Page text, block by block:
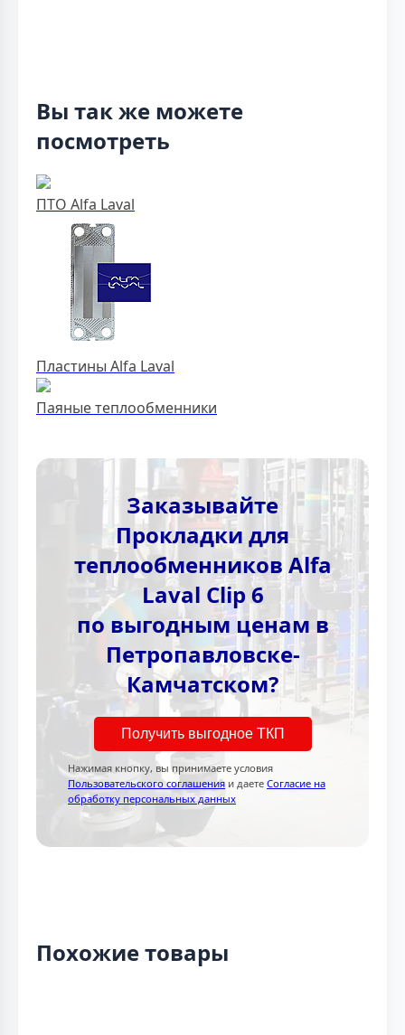
Вы так же можете
посмотреть
ПТО Alfa Laval
Пластины Alfa Laval
Паяные теплообменники
Заказывайте
Прокладки для
теплообменников Alfa
Laval Clip 6
по выгодным ценам в
Петропавловске-
Камчатском?
Получить выгодное ТКП
Нажимая кнопку, вы принимаете условия
Пользовательского соглашения и даете Согласие на
обработку персональных данных
Похожие товары